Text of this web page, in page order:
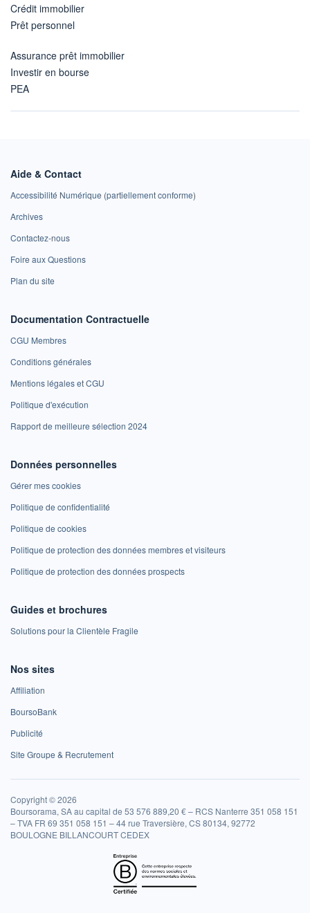
Crédit immobilier
Prêt personnel
Assurance prêt immobilier
Investir en bourse
PEA
Aide & Contact
Accessibilité Numérique (partiellement conforme)
Archives
Contactez-nous
Foire aux Questions
Plan du site
Documentation Contractuelle
CGU Membres
Conditions générales
Mentions légales et CGU
Politique d'exécution
Rapport de meilleure sélection 2024
Données personnelles
Gérer mes cookies
Politique de confidentialité
Politique de cookies
Politique de protection des données membres et visiteurs
Politique de protection des données prospects
Guides et brochures
Solutions pour la Clientèle Fragile
Nos sites
Affiliation
BoursoBank
Publicité
Site Groupe & Recrutement
Copyright © 2026
Boursorama, SA au capital de 53 576 889,20 € – RCS Nanterre 351 058 151
– TVA FR 69 351 058 151 – 44 rue Traversière, CS 80134, 92772
BOULOGNE BILLANCOURT CEDEX